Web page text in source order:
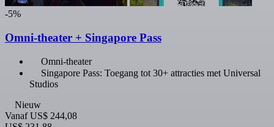
-5%
Omni-theater + Singapore Pass
Omni-theater
Singapore Pass: Toegang tot 30+ attracties met Universal
Studios
Nieuw
Vanaf US$ 244,08